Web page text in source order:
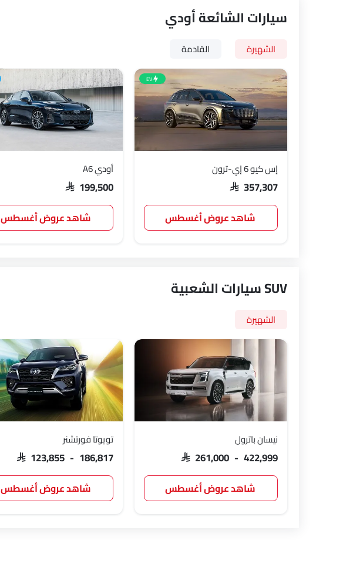
سيارات الشائعة أودي
الشهيرة القادمة
EV
إس كيو 6 إي-ترون
SAR 357,307
شاهد عروض أغسطس
أودي A6
SAR 199,500
شاهد عروض أغسطس
SUV سيارات الشعبية
الشهيرة
نيسان باترول
SAR 261,000 - 422,999
شاهد عروض أغسطس
تويوتا فورتشنر
SAR 123,855 - 186,817
شاهد عروض أغسطس